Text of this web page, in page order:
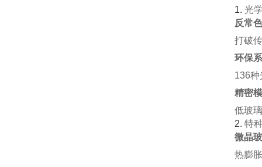
1. ‌ 光
反常
打破
环保
136
精密
低玻
2. ‌ 特
微晶
热膨